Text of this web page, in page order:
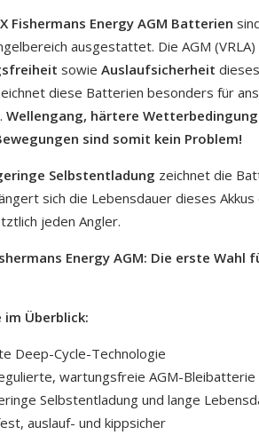
Fishermans Energy AGM Batterien
ausgestattet. Die AGM
sowie Auslaufsicherheit
diese Batterien besonders für
Wellengang, härtere
sind somit kein Problem!
Selbstentladung zeichnet die
sich die Lebensdauer dieses Akkus
jeden Angler.
Energy AGM: Die erste Wahl
Überblick:
Deep-Cycle-Technologie
wartungsfreie AGM-Bleibatterie
Selbstentladung und lange
auslauf- und kippsicher